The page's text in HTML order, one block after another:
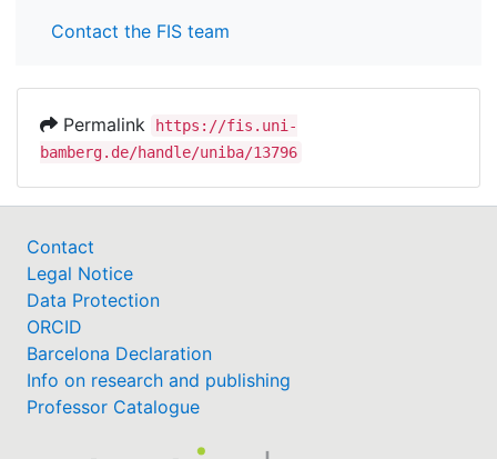
Contact the FIS team
Permalink
https://fis.uni-
bamberg.de/handle/uniba/13796
Contact
Legal Notice
Data Protection
ORCID
Barcelona Declaration
Info on research and publishing
Professor Catalogue